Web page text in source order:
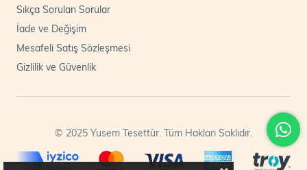
Sıkça Sorulan Sorular
İade ve Değişim
Mesafeli Satış Sözleşmesi
Gizlilik ve Güvenlik
© 2025 Yusem Tesettür. Tüm Hakları Saklıdır.